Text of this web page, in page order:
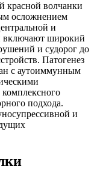
красной волчанки
осложнением
и
включают широкий
и судорог до
Патогенез
с аутоиммунным
подхода.
и